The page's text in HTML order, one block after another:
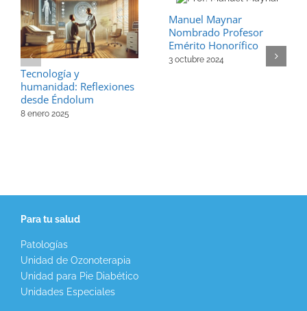
Tecnología y
humanidad: Reflexiones
desde Éndolum
8 enero 2025
Manuel Maynar
Nombrado Profesor
Emérito Honorífico
3 octubre 2024
Para tu salud
Patologías
Unidad de Ozonoterapia
Unidad para Pie Diabético
Unidades Especiales